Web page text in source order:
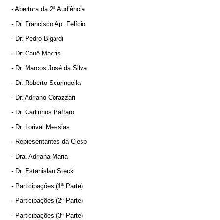
- Abertura da 2ª Audiência
- Dr. Francisco Ap. Felício
- Dr. Pedro Bigardi
- Dr. Cauê Macris
- Dr. Marcos José da Silva
- Dr. Roberto Scaringella
- Dr. Adriano Corazzari
- Dr. Carlinhos Paffaro
- Dr. Lorival Messias
- Representantes da Ciesp
- Dra. Adriana Maria
- Dr. Estanislau Steck
- Participações (1ª Parte)
- Participações (2ª Parte)
- Participações (3ª Parte)